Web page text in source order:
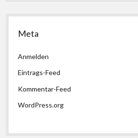
Meta
Anmelden
Eintrags-Feed
Kommentar-Feed
WordPress.org